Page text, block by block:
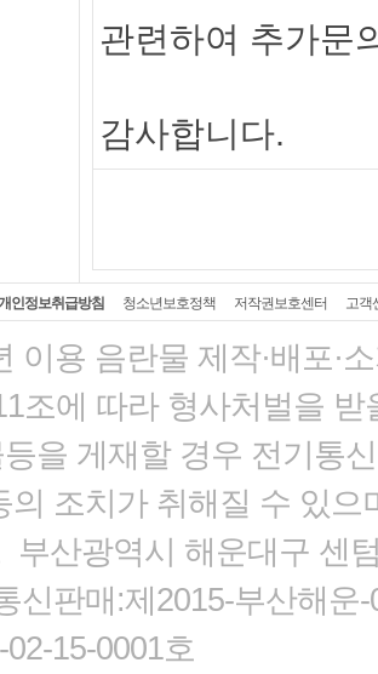
관련하여 추가문
감사합니다.
인정보취급방침 청소년보호정책 저작권보호센터 고객
이용 음란물 제작·배포·
조에 따라 형사처벌을 받
을 게재할 경우 전기통
의 조치가 취해질 수 있으
부산광역시 해운대구 센
신판매:제2015-부산해
15-0001호